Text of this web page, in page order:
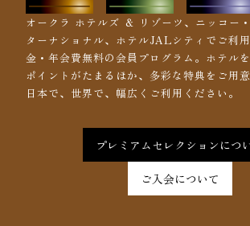
オークラ ホテルズ ＆ リゾーツ、ニッコー
ターナショナル、ホテルJALシティでご利
金・年会費無料の会員プログラム。ホテル
ポイントがたまるほか、多彩な特典をご用
日本で、世界で、幅広くご利用ください。
プレミアムセレクションにつ
ご入会について